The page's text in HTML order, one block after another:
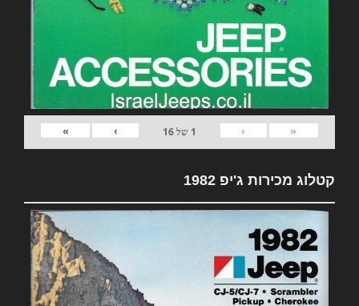
«
‹
1 של16
›
»
קטלוג מכירות ג'יפ 1982